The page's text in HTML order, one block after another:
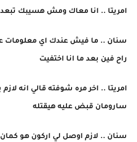
امريتا .. انا معاك ومش هسيبك تبعد
سنان .. ما فيش عندك اي معلومات
راح فين بعد ما انا اختفيت
امريتا .. اخر مره شوفته قالي انه
سارومان قبض عليه هيقتله
سنان .. لازم اوصل لي اركون هو